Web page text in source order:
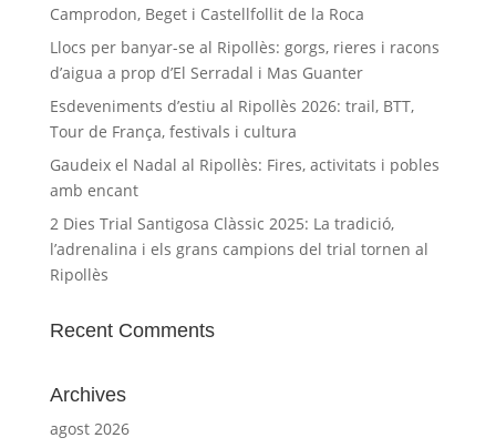
Camprodon, Beget i Castellfollit de la Roca
Llocs per banyar-se al Ripollès: gorgs, rieres i racons
d’aigua a prop d’El Serradal i Mas Guanter
Esdeveniments d’estiu al Ripollès 2026: trail, BTT,
Tour de França, festivals i cultura
Gaudeix el Nadal al Ripollès: Fires, activitats i pobles
amb encant
2 Dies Trial Santigosa Clàssic 2025: La tradició,
l’adrenalina i els grans campions del trial tornen al
Ripollès
Recent Comments
Archives
agost 2026